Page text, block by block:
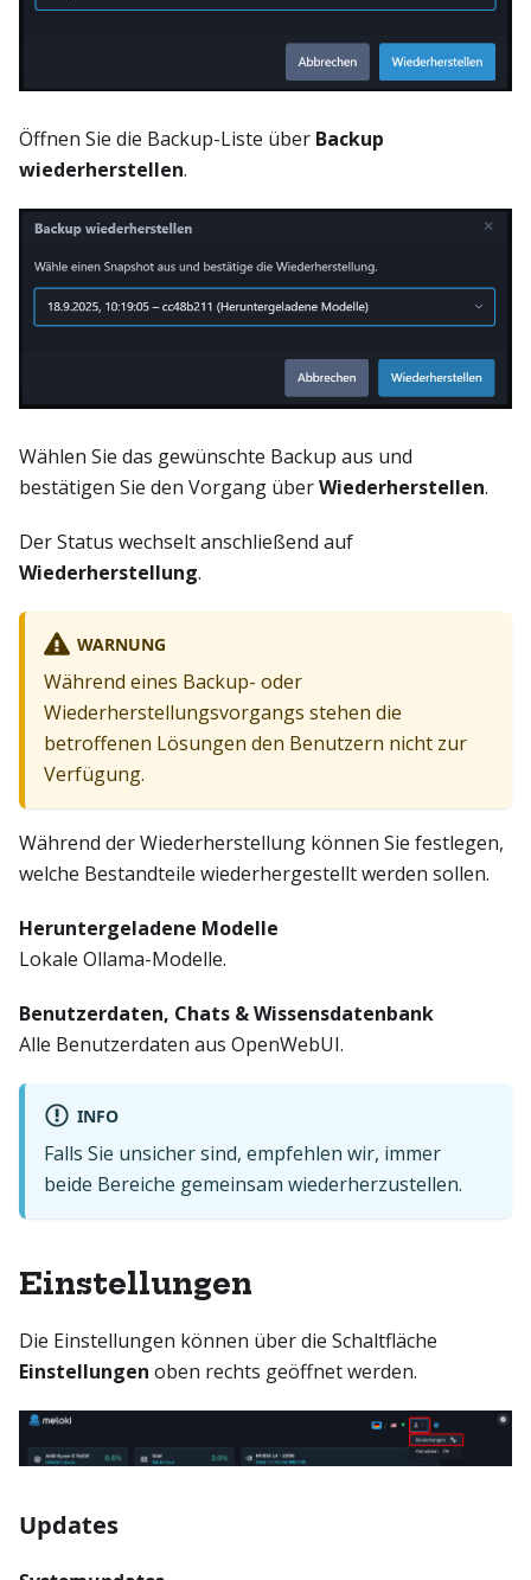
Öffnen Sie die Backup-Liste über Backup
wiederherstellen.
Wählen Sie das gewünschte Backup aus und
bestätigen Sie den Vorgang überWiederherstellen.
Der Status wechselt anschließend auf
Wiederherstellung.
WARNUNG
Während eines Backup- oder
Wiederherstellungsvorgangs stehen die
betroffenen Lösungen den Benutzern nicht zur
Verfügung.
Während der Wiederherstellung können Sie festlegen,
welche Bestandteile wiederhergestellt werden sollen.
Heruntergeladene Modelle
Lokale Ollama-Modelle.
Benutzerdaten, Chats & Wissensdatenbank
Alle Benutzerdaten aus OpenWebUI.
INFO
Falls Sie unsicher sind, empfehlen wir, immer
beide Bereiche gemeinsam wiederherzustellen.
Einstellungen
Die Einstellungen können über die Schaltfläche
Einstellungen oben rechts geöffnet werden.
Updates